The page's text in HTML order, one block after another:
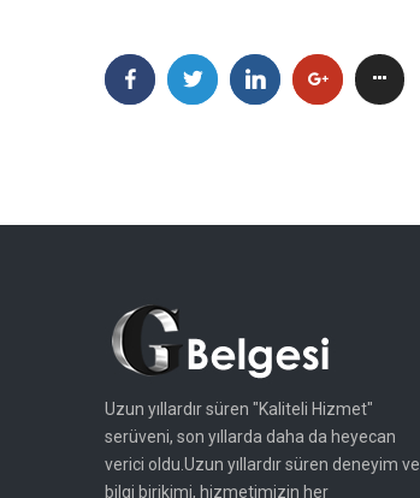
Uzun yıllardır süren "Kaliteli Hizmet"
serüveni, son yıllarda daha da heyecan
verici oldu.Uzun yıllardır süren deneyim ve
bilgi birikimi, hizmetimizin her